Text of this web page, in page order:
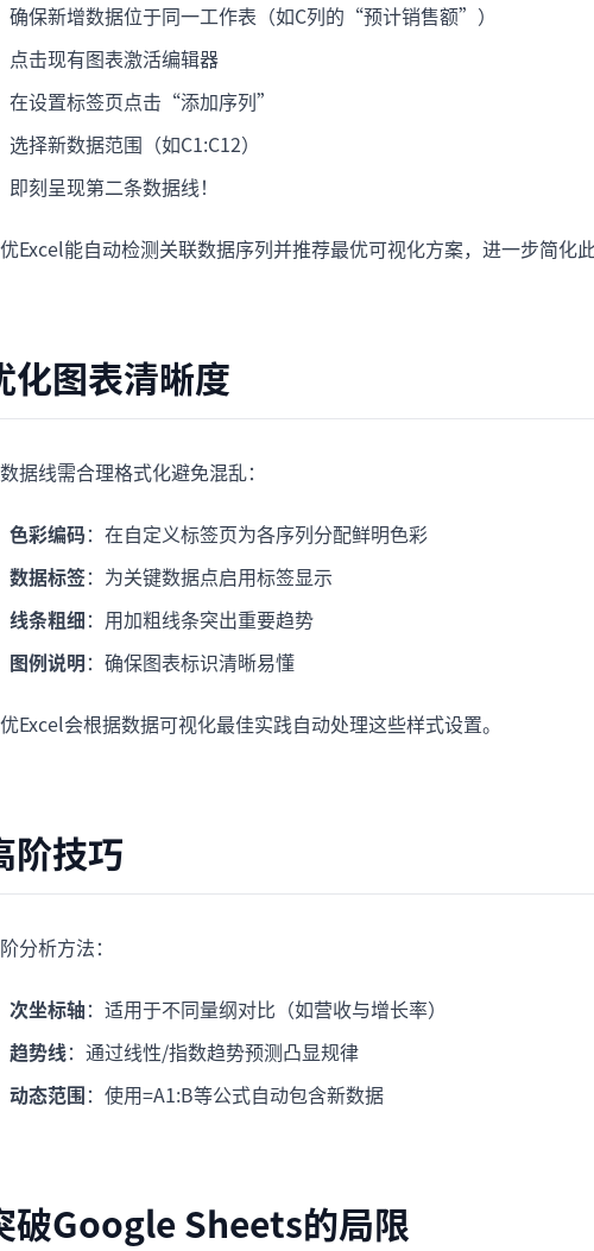
确保新增数据位于同一工作表（如C列的“预计销售额”）
点击现有图表激活编辑器
在设置标签页点击“添加序列”
选择新数据范围（如C1:C12）
即刻呈现第二条数据线！
Excel能自动检测关联数据序列并推荐最优可视化方案，进一步简化此
化图表清晰度
据线需合理格式化避免混乱：
色彩编码：在自定义标签页为各序列分配鲜明色彩
数据标签：为关键数据点启用标签显示
线条粗细：用加粗线条突出重要趋势
图例说明：确保图表标识清晰易懂
Excel会根据数据可视化最佳实践自动处理这些样式设置。
阶技巧
分析方法：
次坐标轴：适用于不同量纲对比（如营收与增长率）
趋势线：通过线性/指数趋势预测凸显规律
动态范围：使用=A1:B等公式自动包含新数据
破Google Sheets的局限